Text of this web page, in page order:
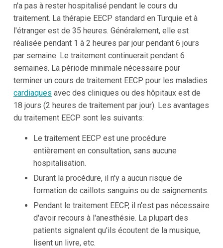
n'a pas à rester hospitalisé pendant le cours du
traitement. La thérapie EECP standard en Turquie et à
l'étranger est de 35 heures. Généralement, elle est
réalisée pendant 1 à 2 heures par jour pendant 6 jours
par semaine. Le traitement continuerait pendant 6
semaines. La période minimale nécessaire pour
terminer un cours de traitement EECP pour les maladies
cardiaques avec des cliniques ou des hôpitaux est de
18 jours (2 heures de traitement par jour). Les avantages
du traitement EECP sont les suivants:
Le traitement EECP est une procédure
entièrement en consultation, sans aucune
hospitalisation.
Durant la procédure, il n'y a aucun risque de
formation de caillots sanguins ou de saignements.
Pendant le traitement EECP, il n'est pas nécessaire
d'avoir recours à l'anesthésie. La plupart des
patients signalent qu'ils écoutent de la musique,
lisent un livre, etc.